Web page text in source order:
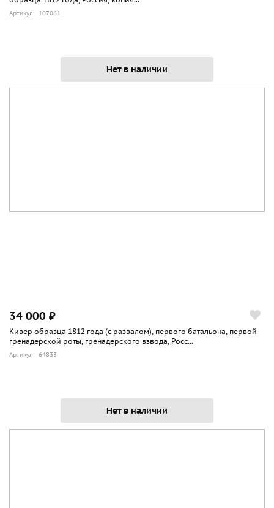
Артикул: 107061
Нет в наличии
34 000 ₽
Кивер образца 1812 года (с развалом), первого батальона, первой
гренадерской роты, гренадерского взвода, Росс...
Артикул: 64833
Нет в наличии